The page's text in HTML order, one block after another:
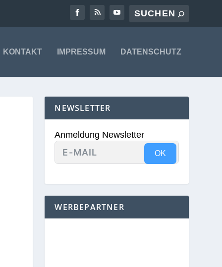
KONTAKT IMPRESSUM DATENSCHUTZ
NEWSLETTER
Anmeldung Newsletter
OK
WERBEPARTNER